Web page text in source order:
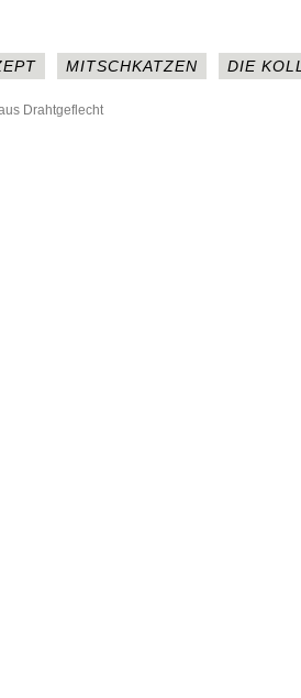
MITSCHKATZEN DIE
Drahtgeflecht